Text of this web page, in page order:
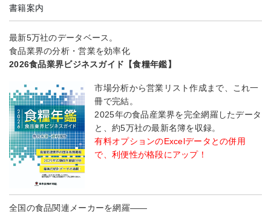
書籍案内
最新5万社のデータベース。
食品業界の分析・営業を効率化
2026食品業界ビジネスガイド【食糧年鑑】
市場分析から営業リスト作成まで、これ一
冊で完結。
2025年の食品産業界を完全網羅したデータ
と、約5万社の最新名簿を収録。
有料オプションのExcelデータとの併用
で、利便性が格段にアップ！
全国の食品関連メーカーを網羅――